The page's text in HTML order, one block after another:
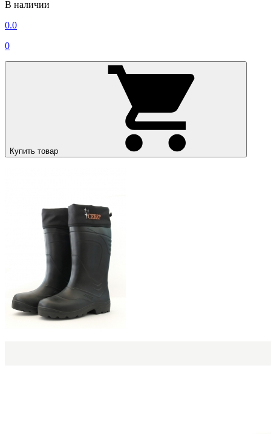
В наличии
0.0
0
Купить товар